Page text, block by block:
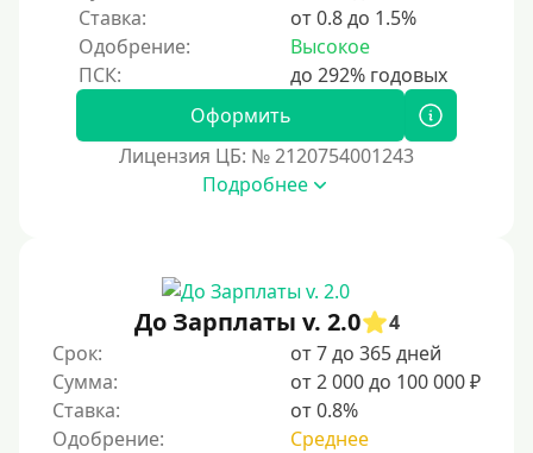
Ставка:
от 0.8 до 1.5%
Одобрение:
Высокое
Оформить
Лицензия ЦБ: № 2120754001243
Подробнее
До Зарплаты v. 2.0
4
Срок:
от 7 до 365 дней
Сумма:
от 2 000 до 100 000 ₽
Ставка:
от 0.8%
Одобрение:
Среднее